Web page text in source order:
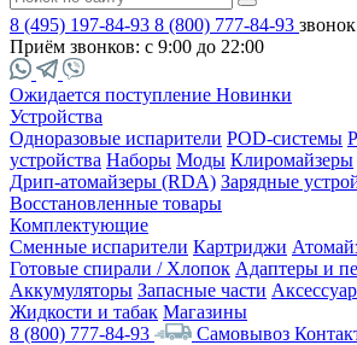
8 (495) 197-84-93 8 (800) 777-84-93
Приём звонков: с 9:00 до 22:00
Ожидается поступление Новинки
Устройства
Одноразовые испарители POD-системы
устройства Наборы Моды Клиромайзеры
Дрип-атомайзеры (RDA) Зарядные
Восстановленные товары
Комплектующие
Сменные испарители Картриджи
Готовые спирали / Хлопок Адаптеры и
Аккумуляторы Запасные части
Жидкости и табак Магазины
8 (800) 777-84-93
Самовывоз